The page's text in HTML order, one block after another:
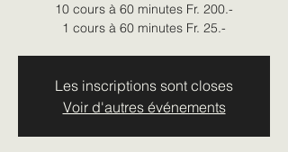
10 cours à 60 minutes Fr. 200.-
1 cours à 60 minutes Fr. 25.-
Les inscriptions sont closes
Voir d'autres événements